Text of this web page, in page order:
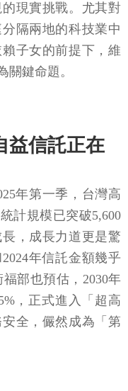
現實挑戰。尤其對
隔兩地的科技業中
子女的前提下，維
關鍵命題。
益信託正在
年第一季，台灣高
計規模已突破5,600
，成長力道更是驚
年信託金額幾乎
部也預估，2030年
，正式進入「超高
全，儼然成為「第